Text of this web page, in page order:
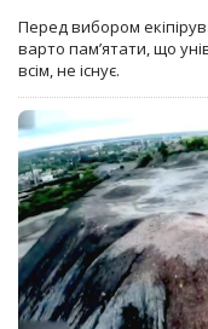
Перед вибором
варто пам’ятати, що
всім, не існує.